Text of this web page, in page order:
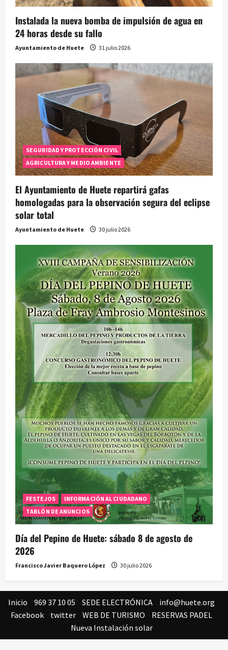
Instalada la nueva bomba de impulsión de agua en
24 horas desde su fallo
Ayuntamiento de Huete 31 julio 2026
SEGURIDAD Y PROTECCIÓN CIVIL
AGRICULTURA Y MEDIO AMBIENTE
El Ayuntamiento de Huete repartirá gafas
homologadas para la observación segura del eclipse
solar total
Ayuntamiento de Huete 30 julio 2026
FESTEJOS
INFORMACIÓN AL CIUDADANO
TABLÓN DE ANUNCIOS
Día del Pepino de Huete: sábado 8 de agosto de
2026
Francisco Javier Baquero López 30 julio 2026
Inicio 969 37 10 05 SEDE ELECTRÓNICA
info@huete.org
Facebook
twitter WEB DE TURISMO
RESERVAS PADEL
Nueva Instalación solar